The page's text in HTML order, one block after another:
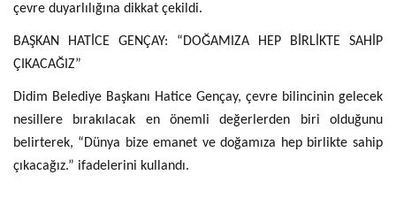
çevre duyarlılığına dikkat çekildi.
BAŞKAN HATİCE GENÇAY: “DOĞAMIZA HEP BİRLİKTE SAHİP
ÇIKACAĞIZ”
Didim Belediye Başkanı Hatice Gençay, çevre bilincinin gelecek
nesillere bırakılacak en önemli değerlerden biri olduğunu
belirterek, “Dünya bize emanet ve doğamıza hep birlikte sahip
çıkacağız.” ifadelerini kullandı.